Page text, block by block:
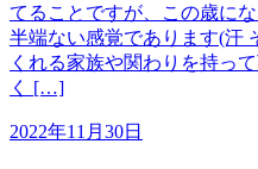
てることですが、この歳に
半端ない感覚であります(汗
くれる家族や関わりを持っ
く […]
2022年11月30日